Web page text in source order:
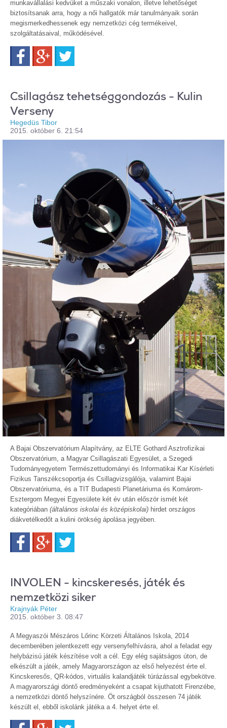
munkavállalási kedvüket a műszaki vonalon, illetve lehetőséget
biztosítsanak arra, hogy a női hallgatók már tanulmányaik során
megismerkedhessenek egy nemzetközi cég termékeivel,
szolgáltatásaival, működésével.
FacebookGoogle+
Csillagász tehetséggondozás - Kulin
Verseny
Hegedüs Tibor
2015. október 6. 21:54
A Bajai Obszervatórium Alapítvány, az ELTE Gothard Asztrofizikai
Obszervatórium, a Magyar Csillagászati Egyesület, a Szegedi
Tudományegyetem Természettudományi és Informatikai Kar Kísérleti
Fizikus Tanszékcsoportja és Csillagvizsgálója, valamint Bajai
Obszervatóriuma, és a TIT Budapesti Planetáriuma és Komárom-
Esztergom Megyei Egyesülete két év után először ismét két
kategóriában (általános iskolai és középiskolai) hirdet országos
diákvetélkedőt a kulini örökség ápolása jegyében.
FacebookGoogle+
INVOLEN - kincskeresés, játék és
nemzetközi siker
Krajnyák Péter
2015. október 3. 08:47
A Megyaszói Mészáros Lőrinc Körzeti Általános Iskola, 2014
decemberében jelentkezett egy versenyfelhívásra, ahol a feladat egy
helybázisú játék készítése volt a cél. Egy elég sajátságos úton, de
elkészült a játék, amely Magyarországon az első helyezést érte el.
Kincskeresős, QR-kódos, virtuális kalandjáték túrázással egybekötve.
A magyarországi döntő eredményeként a csapat kijuthatott Firenzébe,
a nemzetközi döntő helyszínére. Öt országból összesen 74 játék
készült el, ebből iskolánk játéka a 4. helyet érte el.
FacebookGoogle+